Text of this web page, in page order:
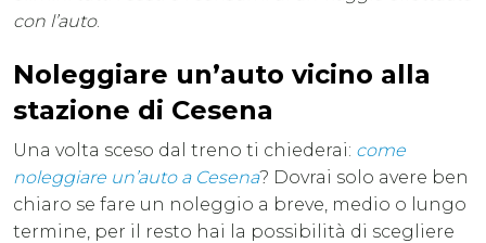
con l’auto.
Noleggiare un’auto vicino alla
stazione di Cesena
Una volta sceso dal treno ti chiederai: come
noleggiare un’auto a Cesena? Dovrai solo avere ben
chiaro se fare un noleggio a breve, medio o lungo
termine, per il resto hai la possibilità di scegliere